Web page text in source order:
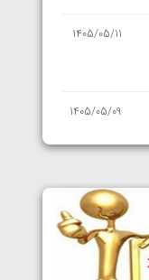
1405/05/11
1405/05/09
1405/05/07